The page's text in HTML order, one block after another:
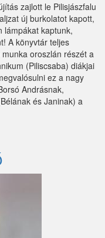
zajlott le Pilisjászfalu
új burkolatot kapott,
lámpákat kaptunk,
A könyvtár teljes
oroszlán részét a
(Piliscsaba) diákjai
ez a nagy
Andrásnak,
és Janinak) a